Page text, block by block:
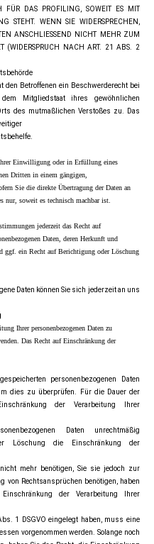
FÜR DAS PROFILING, SOWEIT ES MIT
STEHT. WENN SIE WIDERSPRECHEN,
ANSCHLIESSEND NICHT MEHR ZUM
(WIDERSPRUCH NACH ART. 21 ABS. 2
den Betroffenen ein Beschwerderecht bei
Mitgliedstaat ihres gewöhnlichen
des mutmaßlichen Verstoßes zu. Das
Einwilligung oder in Erfüllung eines
Dritten in einem gängigen,
Sie die direkte Übertragung der Daten an
nur, soweit es technisch machbar ist.
jederzeit das Recht auf
Daten, deren Herkunft und
ggf. ein Recht auf Berichtigung oder Löschung
Daten können Sie sich jederzeit an uns
Ihrer personenbezogenen Daten zu
Das Recht auf Einschränkung der
personenbezogenen Daten
dies zu überprüfen. Für die Dauer der
der Verarbeitung Ihrer
Daten unrechtmäßig
Löschung die Einschränkung der
mehr benötigen, Sie sie jedoch zur
von Rechtsansprüchen benötigen, haben
der Verarbeitung Ihrer
1 DSGVO eingelegt haben, muss eine
vorgenommen werden. Solange noch